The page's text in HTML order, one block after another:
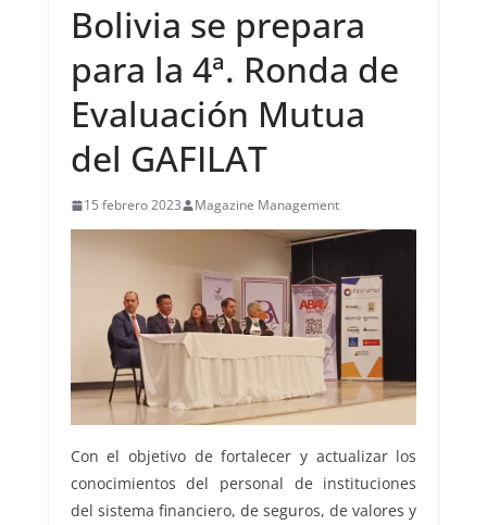
Bolivia se prepara
para la 4ª. Ronda de
Evaluación Mutua
del GAFILAT
15 febrero 2023 Magazine Management
Con el objetivo de fortalecer y actualizar los
conocimientos del personal de instituciones
del sistema financiero, de seguros, de valores y